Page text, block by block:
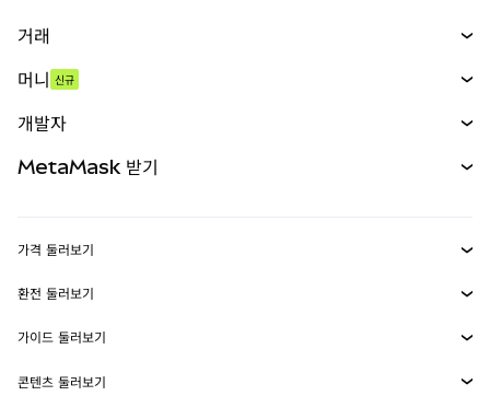
거래
무기한 선물
실물자산
머니 신규
개발자
MetaMask Connect
Snaps
웹3 서비스
MetaMask 받기
보안
고객 지원
가격 둘러보기
이더리움 가격
솔라나 가격
환전 둘러보기
ETH를 USD로 환전
USDT를 INR로 환전
가이드 둘러보기
ETH 매수
콘텐츠 둘러보기